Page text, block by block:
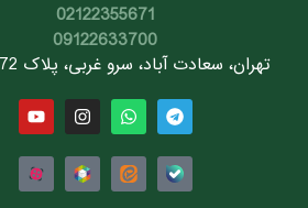
02122355671
09122633700
تهران، سعادت آباد، سرو غربی، پلاک 72، واحد 4